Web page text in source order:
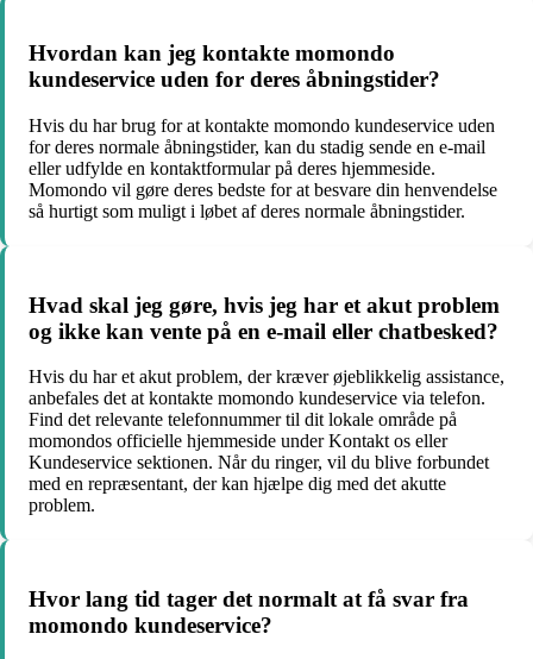
Hvordan kan jeg kontakte momondo
kundeservice uden for deres åbningstider?
Hvis du har brug for at kontakte momondo kundeservice uden
for deres normale åbningstider, kan du stadig sende en e-mail
eller udfylde en kontaktformular på deres hjemmeside.
Momondo vil gøre deres bedste for at besvare din henvendelse
så hurtigt som muligt i løbet af deres normale åbningstider.
Hvad skal jeg gøre, hvis jeg har et akut problem
og ikke kan vente på en e-mail eller chatbesked?
Hvis du har et akut problem, der kræver øjeblikkelig assistance,
anbefales det at kontakte momondo kundeservice via telefon.
Find det relevante telefonnummer til dit lokale område på
momondos officielle hjemmeside under Kontakt os eller
Kundeservice sektionen. Når du ringer, vil du blive forbundet
med en repræsentant, der kan hjælpe dig med det akutte
problem.
Hvor lang tid tager det normalt at få svar fra
momondo kundeservice?